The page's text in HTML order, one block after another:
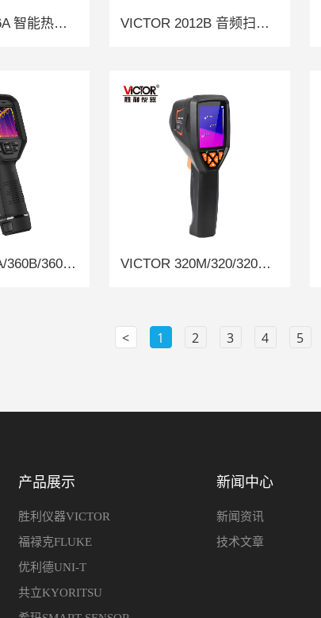
VICTOR 8586A 智能热风拆焊台 VICTOR 2012B 音频扫频信号发生器
VICTOR 360A/360B/360C 手持测温热像仪 VICTOR 320M/320/320B 手持测温热像仪
< 1 2 3 4 5
产品展示
胜利仪器VICTOR
福禄克FLUKE
优利德UNI-T
共立KYORITSU
新闻中心
新闻资讯
技术文章